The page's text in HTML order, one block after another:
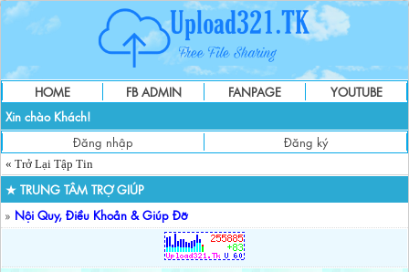
HOME FB ADMIN FANPAGE
YOUTUBE
Xin chào Khách!
Đăng nhập
Đăng ký
« Trở Lại Tập Tin
★ TRUNG TÂM TRỢ GIÚP
» Nội Quy, Điều Khoản & Giúp Đỡ